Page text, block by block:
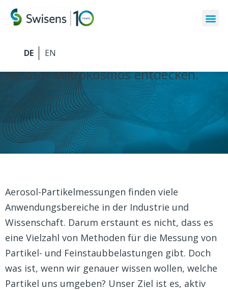
Die Technologie von Swisens
Aerosol-Mikrokosmos entdecken.
Aerosol-Partikelmessungen finden viele
Anwendungsbereiche in der Industrie und
Wissenschaft. Darum erstaunt es nicht, dass es
eine Vielzahl von Methoden für die Messung von
Partikel- und Feinstaubbelastungen gibt. Doch
was ist, wenn wir genauer wissen wollen, welche
Partikel uns umgeben? Unser Ziel ist es, aktiv